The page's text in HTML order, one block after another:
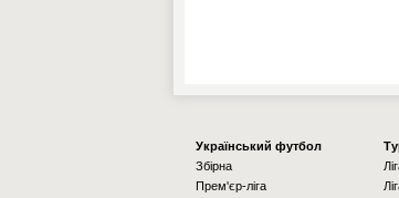
Українcький футбол
Збірна
Прем'єр-ліга